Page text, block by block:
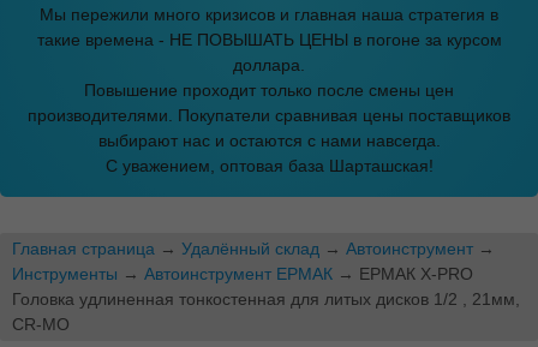
Мы пережили много кризисов и главная наша стратегия в
такие времена - НЕ ПОВЫШАТЬ ЦЕНЫ в погоне за курсом
доллара.
Повышение проходит только после смены цен
производителями. Покупатели сравнивая цены поставщиков
выбирают нас и остаются с нами навсегда.
С уважением, оптовая база Шарташская!
Главная страница → Удалённый склад → Автоинструмент →
Инструменты → Автоинструмент ЕРМАК → ЕРМАК X-PRO
Головка удлиненная тонкостенная для литых дисков 1/2 , 21мм,
CR-MO